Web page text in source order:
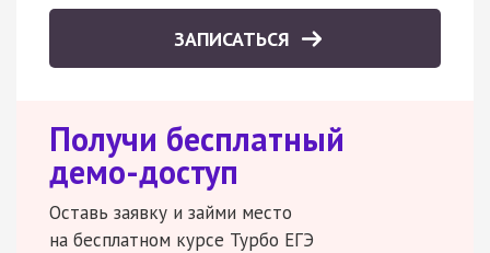
ЗАПИСАТЬСЯ
Получи бесплатный
демо-доступ
Оставь заявку и займи место
на бесплатном курсе Турбо ЕГЭ